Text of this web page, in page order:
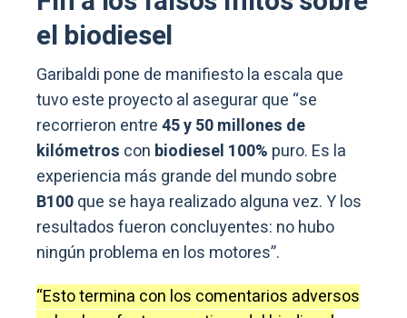
el biodiesel
Garibaldi pone de manifiesto la escala que
tuvo este proyecto al asegurar que “se
recorrieron entre45 y 50 millones de
kilómetros con biodiesel 100% puro. Es la
experiencia más grande del mundo sobre
B100que se haya realizado alguna vez. Y los
resultados fueron concluyentes: no hubo
ningún problema en los motores”.
“Esto termina con los comentarios adversos